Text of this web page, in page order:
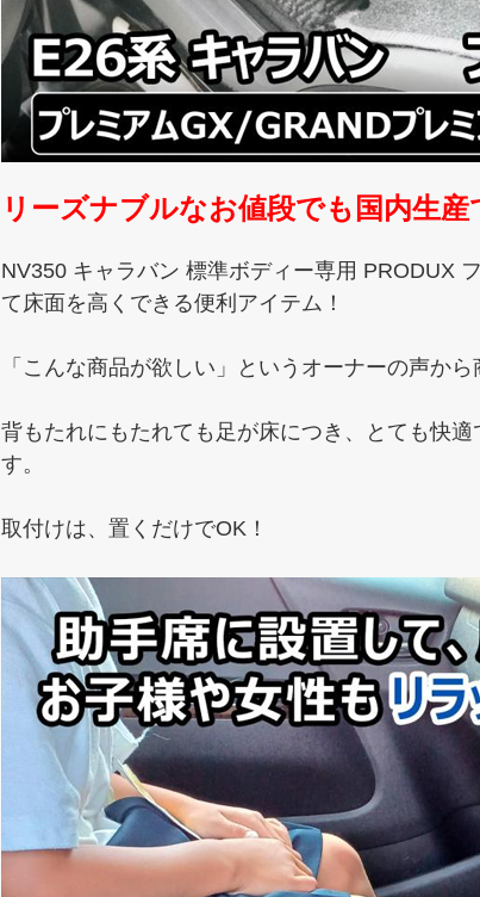
リーズナブルなお値段でも国内生産
NV350 キャラバン 標準ボディー専用 PRODUX
て床面を高くできる便利アイテム！
「こんな商品が欲しい」というオーナーの声から
背もたれにもたれても足が床につき、とても快
す。
取付けは、置くだけでOK！